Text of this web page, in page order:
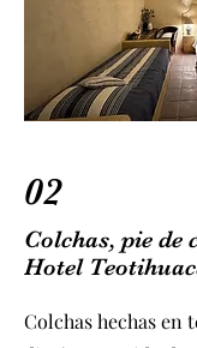
02
Colchas, pie de
Hotel
Colchas hechas en